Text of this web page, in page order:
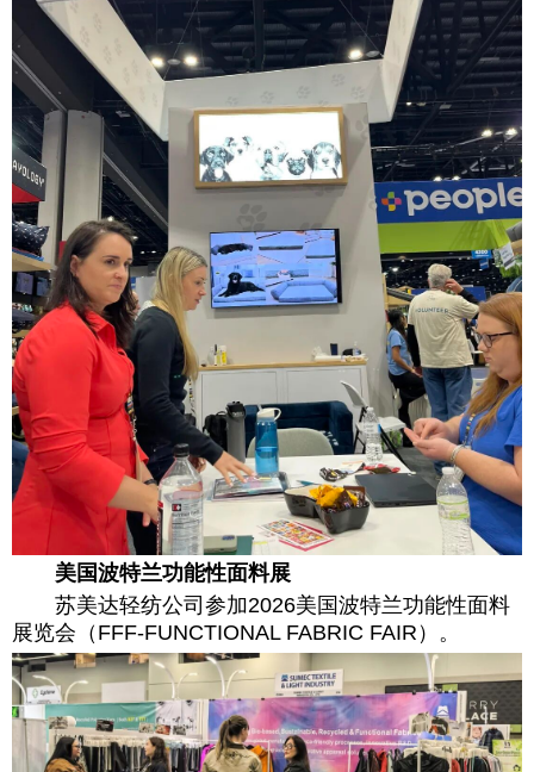
美国波特兰功能性面料展
苏美达轻纺公司参加2026美国波特兰功能性面料
展览会（FFF-FUNCTIONAL FABRIC FAIR）。